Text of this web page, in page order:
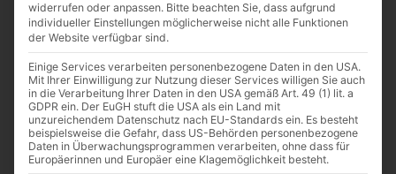
€6,50 (inkl. MwSt.)
Preis / Tonne ab 12 Tonnen
Abnahmemenge
widerrufen oder anpassen. Bitte beachten Sie, dass aufgrund
individueller Einstellungen möglicherweise nicht alle Funktionen
der Website verfügbar sind.
Einige Services verarbeiten personenbezogene Daten in den USA.
Mit Ihrer Einwilligung zur Nutzung dieser Services willigen Sie auch
in die Verarbeitung Ihrer Daten in den USA gemäß Art. 49 (1) lit. a
GDPR ein. Der EuGH stuft die USA als ein Land mit
unzureichendem Datenschutz nach EU-Standards ein. Es besteht
beispielsweise die Gefahr, dass US-Behörden personenbezogene
Daten in Überwachungsprogrammen verarbeiten, ohne dass für
Europäerinnen und Europäer eine Klagemöglichkeit besteht.